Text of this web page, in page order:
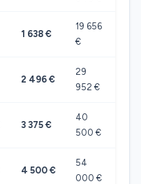
1 638 €
19 656
€
2 496 €
29
952 €
3 375 €
40
500 €
4 500 €
54
000 €